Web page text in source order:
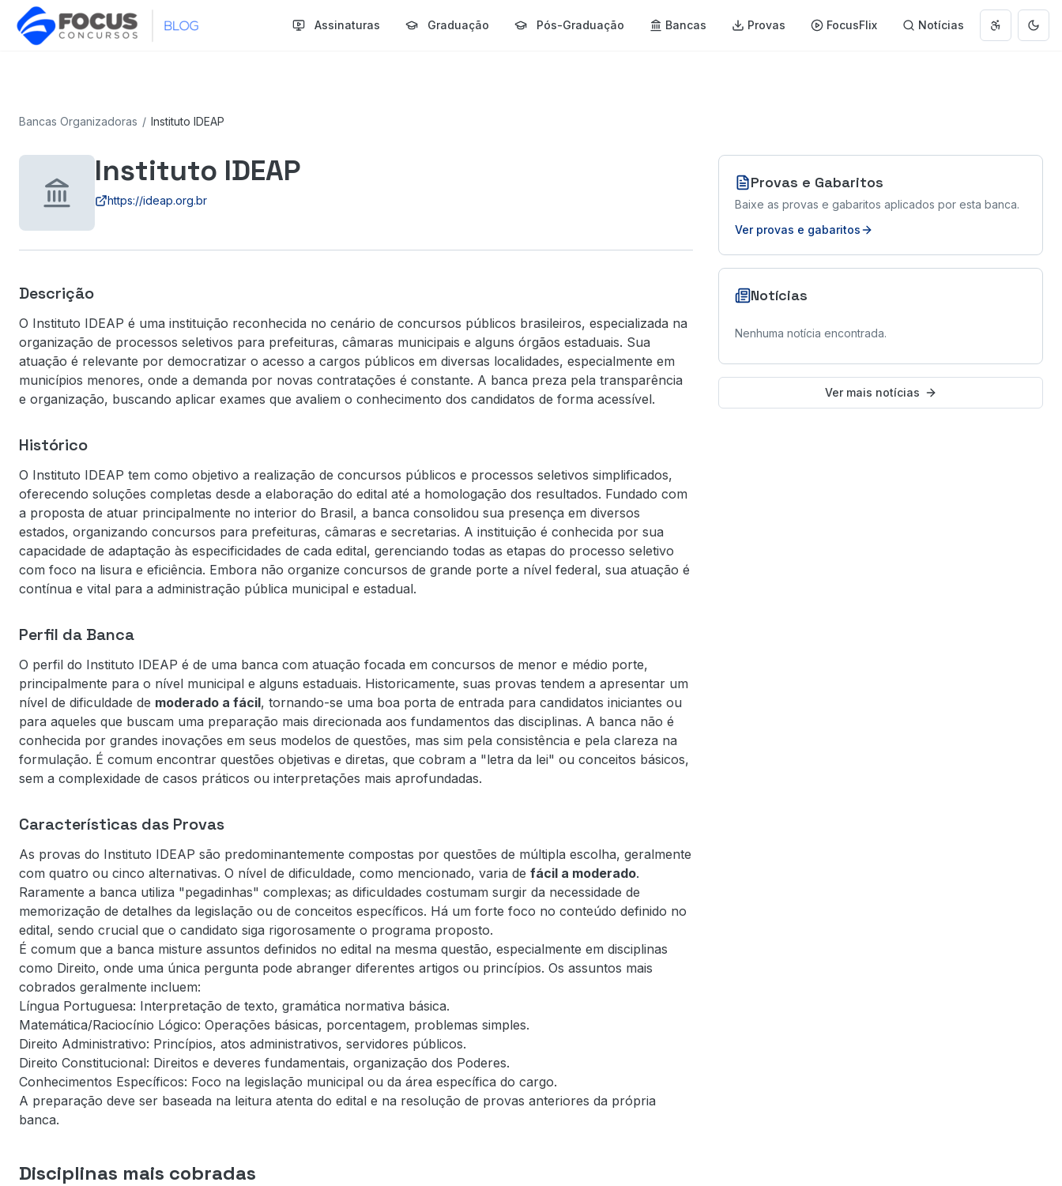
Assinaturas Graduação Pós-Graduação Bancas Provas FocusFlix Notícias Abrir menu
Bancas Organizadoras / Instituto IDEAP
Instituto IDEAP
https://ideap.org.br
Descrição
O Instituto IDEAP é uma instituição reconhecida no cenário de concursos públicos brasileiros, especializada na
organização de processos seletivos para prefeituras, câmaras municipais e alguns órgãos estaduais. Sua
atuação é relevante por democratizar o acesso a cargos públicos em diversas localidades, especialmente em
municípios menores, onde a demanda por novas contratações é constante. A banca preza pela transparência
e organização, buscando aplicar exames que avaliem o conhecimento dos candidatos de forma acessível.
Histórico
O Instituto IDEAP tem como objetivo a realização de concursos públicos e processos seletivos simplificados,
oferecendo soluções completas desde a elaboração do edital até a homologação dos resultados. Fundado com
a proposta de atuar principalmente no interior do Brasil, a banca consolidou sua presença em diversos
estados, organizando concursos para prefeituras, câmaras e secretarias. A instituição é conhecida por sua
capacidade de adaptação às especificidades de cada edital, gerenciando todas as etapas do processo seletivo
com foco na lisura e eficiência. Embora não organize concursos de grande porte a nível federal, sua atuação é
contínua e vital para a administração pública municipal e estadual.
Perfil da Banca
O perfil do Instituto IDEAP é de uma banca com atuação focada em concursos de menor e médio porte,
principalmente para o nível municipal e alguns estaduais. Historicamente, suas provas tendem a apresentar um
nível de dificuldade de moderado a fácil, tornando-se uma boa porta de entrada para candidatos iniciantes ou
para aqueles que buscam uma preparação mais direcionada aos fundamentos das disciplinas. A banca não é
conhecida por grandes inovações em seus modelos de questões, mas sim pela consistência e pela clareza na
formulação. É comum encontrar questões objetivas e diretas, que cobram a "letra da lei" ou conceitos básicos,
sem a complexidade de casos práticos ou interpretações mais aprofundadas.
Características das Provas
As provas do Instituto IDEAP são predominantemente compostas por questões de múltipla escolha, geralmente
com quatro ou cinco alternativas. O nível de dificuldade, como mencionado, varia de fácil a moderado.
Raramente a banca utiliza "pegadinhas" complexas; as dificuldades costumam surgir da necessidade de
memorização de detalhes da legislação ou de conceitos específicos. Há um forte foco no conteúdo definido no
edital, sendo crucial que o candidato siga rigorosamente o programa proposto.
É comum que a banca misture assuntos definidos no edital na mesma questão, especialmente em disciplinas
como Direito, onde uma única pergunta pode abranger diferentes artigos ou princípios. Os assuntos mais
cobrados geralmente incluem:
Língua Portuguesa: Interpretação de texto, gramática normativa básica.
Matemática/Raciocínio Lógico: Operações básicas, porcentagem, problemas simples.
Direito Administrativo: Princípios, atos administrativos, servidores públicos.
Direito Constitucional: Direitos e deveres fundamentais, organização dos Poderes.
Conhecimentos Específicos: Foco na legislação municipal ou da área específica do cargo.
A preparação deve ser baseada na leitura atenta do edital e na resolução de provas anteriores da própria
banca.
Disciplinas mais cobradas
Provas e Gabaritos
Baixe as provas e gabaritos aplicados por esta banca.
Ver provas e gabaritos
Notícias
Nenhuma notícia encontrada.
Ver mais notícias